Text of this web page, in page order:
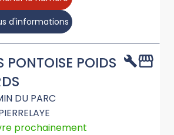
d'informations
PONTOISE POIDS
DU PARC
prochainement